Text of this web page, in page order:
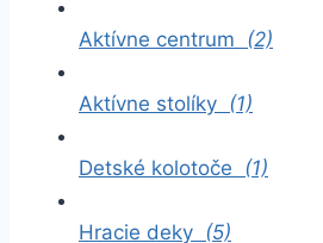
Aktívne centrum (2)
Aktívne stolíky (1)
Detské kolotoče (1)
Hracie deky (5)